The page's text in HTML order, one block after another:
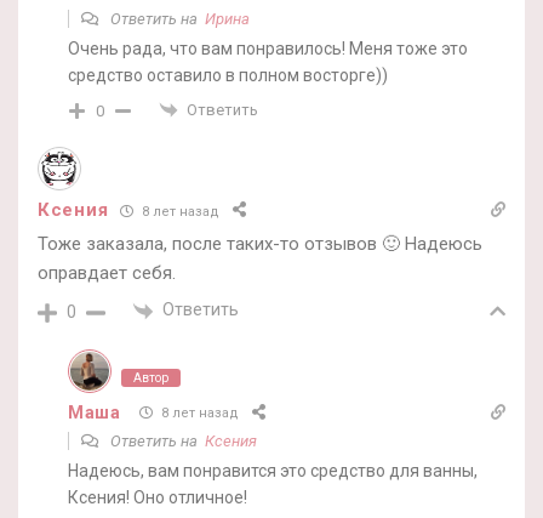
Ответить на Ирина
Очень рада, что вам понравилось! Меня тоже это
средство оставило в полном восторге))
0 Ответить
Ксения 8 лет назад
Тоже заказала, после таких-то отзывов 🙂 Надеюсь
оправдает себя.
0 Ответить
Автор
Маша 8 лет назад
Ответить на Ксения
Надеюсь, вам понравится это средство для ванны,
Ксения! Оно отличное!